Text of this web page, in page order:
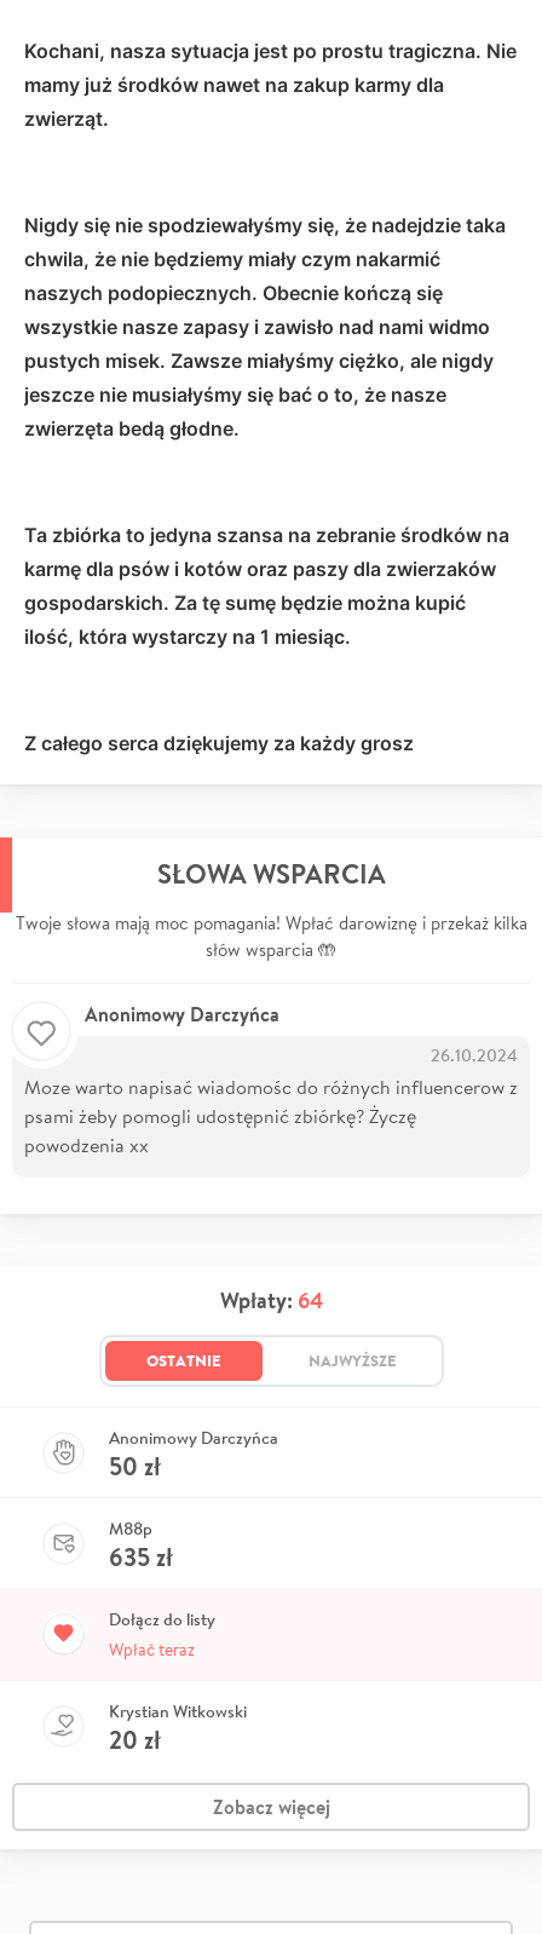
Kochani, nasza sytuacja jest po prostu tragiczna. Nie
mamy już środków nawet na zakup karmy dla
zwierząt.
Nigdy się nie spodziewałyśmy się, że nadejdzie taka
chwila, że nie będziemy miały czym nakarmić
naszych podopiecznych. Obecnie kończą się
wszystkie nasze zapasy i zawisło nad nami widmo
pustych misek. Zawsze miałyśmy ciężko, ale nigdy
jeszcze nie musiałyśmy się bać o to, że nasze
zwierzęta bedą głodne.
Ta zbiórka to jedyna szansa na zebranie środków na
karmę dla psów i kotów oraz paszy dla zwierzaków
gospodarskich. Za tę sumę będzie można kupić
ilość, która wystarczy na 1 miesiąc.
Z całego serca dziękujemy za każdy grosz
SŁOWA WSPARCIA
Twoje słowa mają moc pomagania! Wpłać darowiznę i przekaż kilka
słów wsparcia 🤲
Anonimowy Darczyńca
26.10.2024
Moze warto napisać wiadomośc do różnych influencerow z
psami żeby pomogli udostępnić zbiórkę? Życzę
powodzenia xx
Wpłaty: 64
OSTATNIE NAJWYŻSZE
Anonimowy Darczyńca
50 zł
M88p
635zł
Dołącz do listy
Wpłać teraz
Krystian Witkowski
20 zł
Zobacz więcej